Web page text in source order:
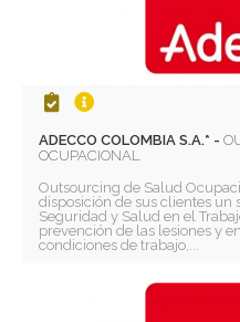
ADECCO COLOMBIA S.A.* -
OCUPACIONAL
Outsourcing de Salud
disposición de sus clientes un
Seguridad y Salud en el
prevención de las lesiones y
condiciones de trabajo,...